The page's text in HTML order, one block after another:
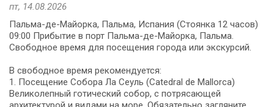
пт, 14.08.2026
Пальма-де-Майорка, Пальма, Испания (Стоянка 12 часов)
09:00 Прибытие в порт Пальма-де-Майорка, Пальма.
Свободное время для посещения города или экскурсий.
В свободное время рекомендуется:
1. Посещение Собора Ла Сеуль (Catedral de Mallorca)
Великолепный готический собор, с потрясающей